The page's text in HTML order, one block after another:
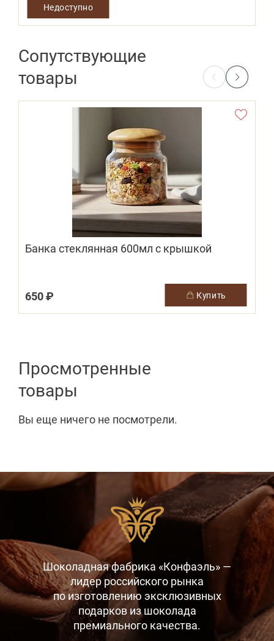
Недоступно
Сопутствующие
товары
Банка стеклянная 600мл с крышкой
650 ₽ купить
Просмотренные
товары
Вы еще ничего не посмотрели.
Шоколадная фабрика «Конфаэль» —
лидер российского рынка
по изготовлению эксклюзивных
подарков из шоколада
премиального качества.